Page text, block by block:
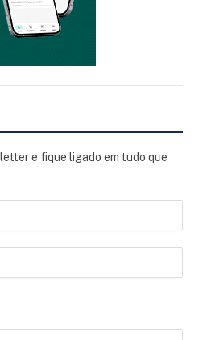
e fique ligado em tudo que